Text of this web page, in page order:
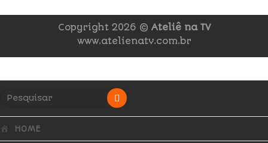
Copyright 2026 © Ateliê na TV
www.atelienatv.com.br
HOME